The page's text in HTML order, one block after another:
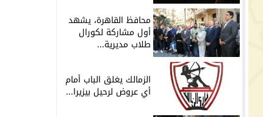
محافظ القاهرة، يشهد
أول مشاركة لكورال
طلاب مديرية...
الزمالك يغلق الباب أمام
أي عروض لرحيل بيزيرا...